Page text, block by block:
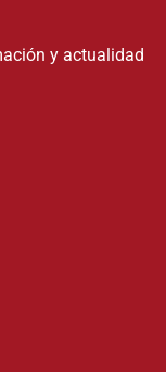
y actualidad